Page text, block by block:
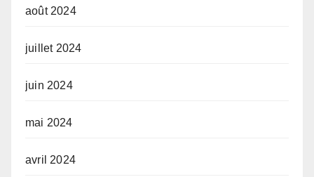
août 2024
juillet 2024
juin 2024
mai 2024
avril 2024